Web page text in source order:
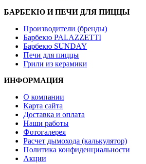
БАРБЕКЮ И ПЕЧИ ДЛЯ ПИЦЦЫ
Производители (бренды)
Барбекю PALAZZETTI
Барбекю SUNDAY
Печи для пиццы
Грили из керамики
ИНФОРМАЦИЯ
О компании
Карта сайта
Доставка и оплата
Наши работы
Фотогалерея
Расчет дымохода (калькулятор)
Политика конфиденциальности
Акции